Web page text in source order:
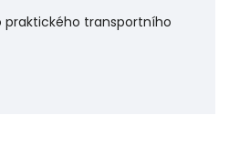
praktického transportního